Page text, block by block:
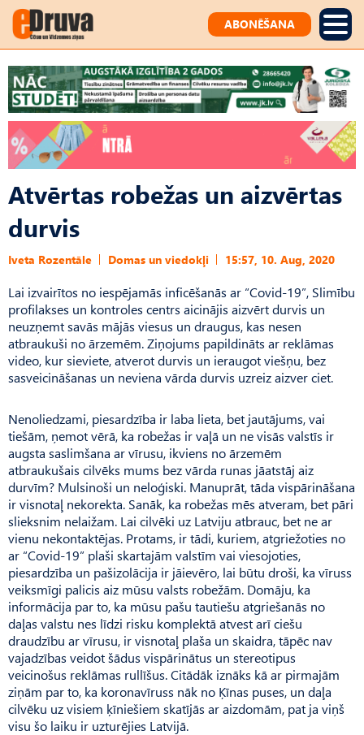
ABONĒŠANA
Atvērtas robežas un aizvērtas
durvis
Iveta Rozentāle Domas un viedokļi 15:57, 10. Aug, 2020
Lai izvairītos no iespējamās inficēšanās ar “Covid-19”, Slimību
profilakses un kontroles centrs aicinājis aizvērt durvis un
neuzņemt savās mājās viesus un draugus, kas nesen
atbraukuši no ārzemēm. Ziņojums papildināts ar reklāmas
video, kur sieviete, atverot durvis un ieraugot viešņu, bez
sasveicināšanas un neviena vārda durvis uzreiz aizver ciet.
Nenoliedzami, piesardzība ir laba lieta, bet jautājums, vai
tiešām, ņemot vērā, ka robežas ir vaļā un ne visās valstīs ir
augsta saslimšana ar vīrusu, ikviens no ārzemēm
atbraukušais cilvēks mums bez vārda runas jāatstāj aiz
durvīm? Mulsinoši un neloģiski. Manuprāt, tāda vispārināšana
ir visnotaļ nekorekta. Sanāk, ka robežas mēs atveram, bet pāri
slieksnim nelaižam. Lai cilvēki uz Latviju atbrauc, bet ne ar
vienu nekontaktējas. Protams, ir tādi, kuriem, atgriežoties no
ar “Covid-19” plaši skartajām valstīm vai viesojoties,
piesardzība un pašizolācija ir jāievēro, lai būtu droši, ka vīruss
veiksmīgi palicis aiz mūsu valsts robežām. Domāju, ka
informācija par to, ka mūsu pašu tautiešu atgriešanās no
daļas valstu nes līdzi risku komplektā atvest arī ciešu
draudzību ar vīrusu, ir visnotaļ plaša un skaidra, tāpēc nav
vajadzības veidot šādus vispārinātus un stereotipus
veicinošus reklāmas rullīšus. Citādāk iznāks kā ar pirmajām
ziņām par to, ka koronavīruss nāk no Ķīnas puses, un daļa
cilvēku uz visiem ķīniešiem skatījās ar aizdomām, pat ja viņš
visu šo laiku ir uzturējies Latvijā.